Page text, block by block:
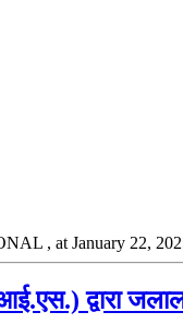
, at January 22,
द्वारा